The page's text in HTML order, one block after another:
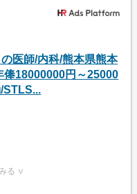
医師/内科/熊本県熊本
俸18000000円～25000
STLS...
る ∨